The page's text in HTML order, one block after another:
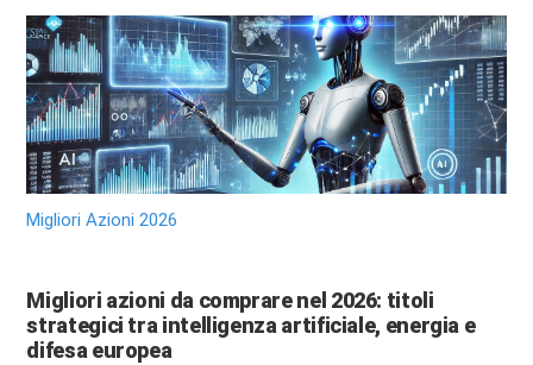
Migliori Azioni 2026
Migliori azioni da comprare nel 2026: titoli
strategici tra intelligenza artificiale, energia e
difesa europea